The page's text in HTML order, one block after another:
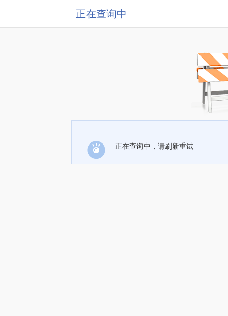
正在查询中
正在查询中，请刷新重试